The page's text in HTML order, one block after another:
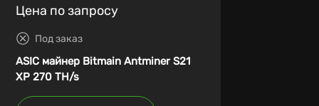
Цена по запросу
Под заказ
ASIC майнер Bitmain Antminer S21
XP 270 TH/s